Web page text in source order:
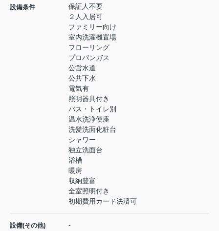
設備条件
保証人不要
２人入居可
ファミリー向け
室内洗濯機置場
フローリング
プロパンガス
公営水道
公共下水
電気有
照明器具付き
バス・トイレ別
温水洗浄便座
洗髪洗面化粧台
シャワー
独立洗面台
浴槽
暖房
収納豊富
全室照明付き
初期費用カード決済可
設備(その他) -